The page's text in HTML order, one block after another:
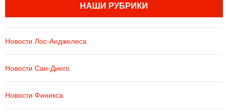
НАШИ РУБРИКИ
Новости Лос-Анджелеса
Новости Сан-Диего
Новости Финикса